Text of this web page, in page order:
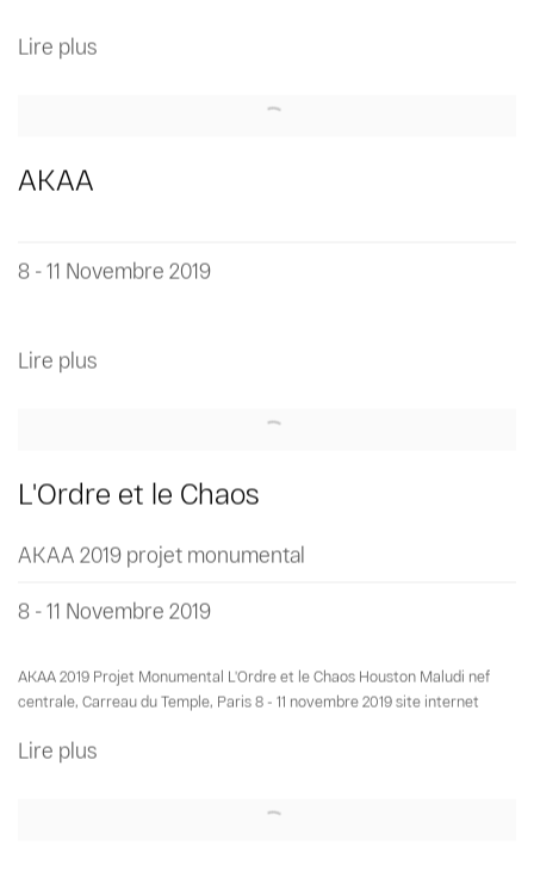
Lire plus
AKAA
8 - 11 Novembre 2019
Lire plus
L'Ordre et le Chaos
AKAA 2019 projet monumental
8 - 11 Novembre 2019
AKAA 2019 Projet Monumental L'Ordre et le Chaos Houston Maludi nef
centrale, Carreau du Temple, Paris 8 - 11 novembre 2019 site internet
Lire plus